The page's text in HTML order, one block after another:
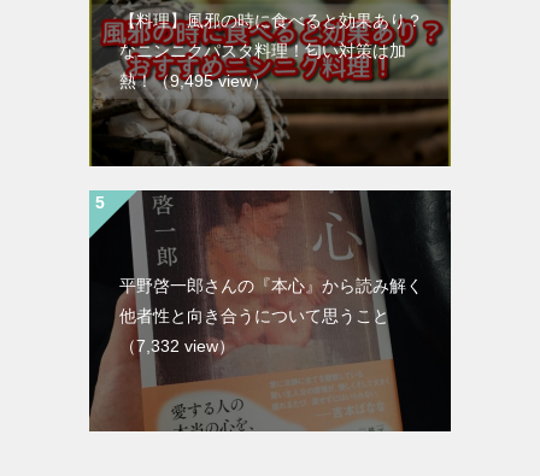
【料理】風邪の時に食べると効果あり？
なニンニクパスタ料理！匂い対策は加
熱！（9,495 view）
平野啓一郎さんの『本心』から読み解く
他者性と向き合うについて思うこと
（7,332 view）